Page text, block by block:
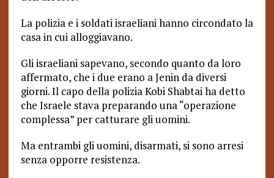
La polizia e i soldati israeliani hanno circondato la
casa in cui alloggiavano.
Gli israeliani sapevano, secondo quanto da loro
affermato, che i due erano a Jenin da diversi
giorni. Il capo della polizia Kobi Shabtai ha detto
che Israele stava preparando una “operazione
complessa” per catturare gli uomini.
Ma entrambi gli uomini, disarmati, si sono arresi
senza opporre resistenza.